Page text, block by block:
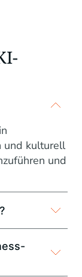
und kulturell
und